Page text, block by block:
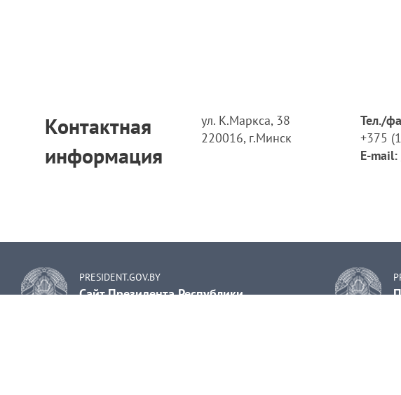
Контактная
информация
ул. К.Маркса, 38
220016, г.Минск
Тел./
+375
E-mail:
PRESIDENT.GOV.BY
Сайт Президента Республики